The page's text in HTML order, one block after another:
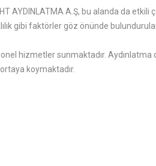
AYDINLATMA A.Ş, bu alanda da
gibi faktörler göz önünde
hizmetler sunmaktadır. Aydınlatma
koymaktadır.